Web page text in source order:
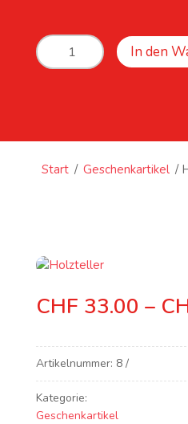
Holzteller
Menge
In den
Start / Geschenkartikel /
CHF 33.00 –
Artikelnummer: 8
Kategorie:
Geschenkartikel